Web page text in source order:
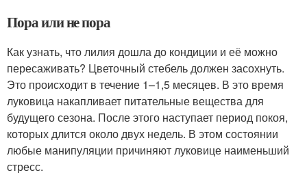
Пора или не пора
Как узнать, что лилия дошла до кондиции и её можно
пересаживать? Цветочный стебель должен засохнуть.
Это происходит в течение 1–1,5 месяцев. В это время
луковица накапливает питательные вещества для
будущего сезона. После этого наступает период покоя,
которых длится около двух недель. В этом состоянии
любые манипуляции причиняют луковице наименьший
стресс.